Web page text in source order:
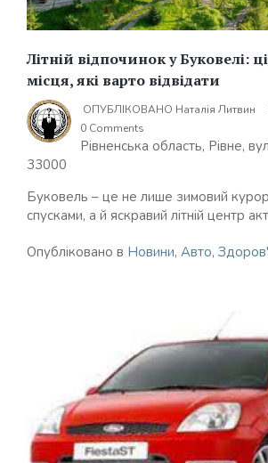
Літній відпочинок у Буковелі:
місця, які варто відвідати
ОПУБЛІКОВАНО Наталія Литвин
0 Comments
Рівненська область, Рівне,
33000
Буковель – це не лише зимовий
спусками, а й яскравий літній центр
Опубліковано в Новини, Авто,